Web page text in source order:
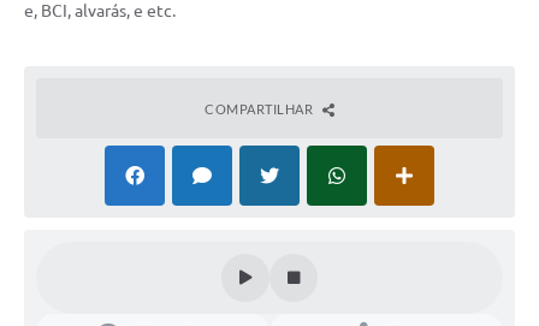
e, BCI, alvarás, e etc.
COMPARTILHAR